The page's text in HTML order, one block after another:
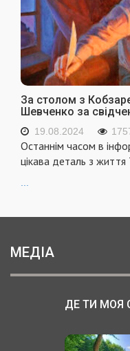
За столом з
Шевченко за
19.08.2024
Останнім часом в
цікава деталь з
МЕДІА
ДЕ ТИ МОЯ